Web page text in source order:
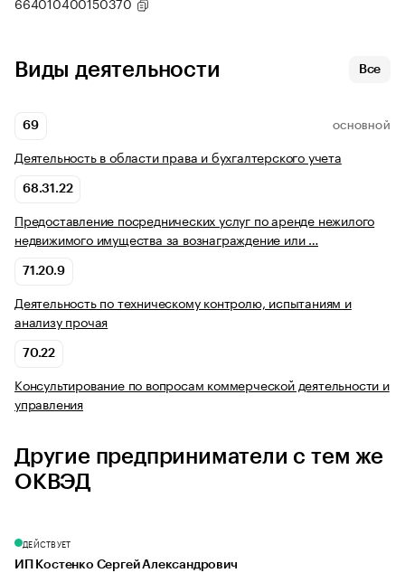
Виды деятельности Все
69 ОСНОВНОЙ
Деятельность в области права и бухгалтерского учета
68.31.22
Предоставление посреднических услуг по аренде нежилого
недвижимого имущества за вознаграждение или …
71.20.9
Деятельность по техническому контролю, испытаниям и
анализу прочая
70.22
Консультирование по вопросам коммерческой деятельности и
управления
Другие предприниматели с тем же
ОКВЭД
ДЕЙСТВУЕТ
ИП Костенко Сергей Александрович